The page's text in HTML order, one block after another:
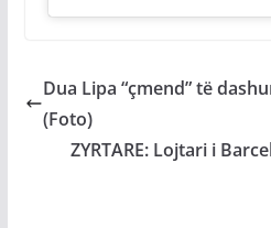
Dua Lipa “çmend” të
(Foto)
ZYRTARE: Lojtari i